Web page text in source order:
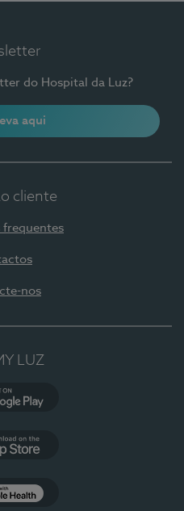
do Hospital da Luz?
aqui
cliente
frequentes
nos
LUZ